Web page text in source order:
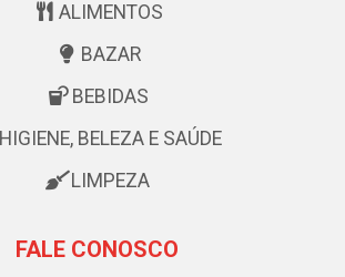
ALIMENTOS
BAZAR
BEBIDAS
HIGIENE, BELEZA E SAÚDE
LIMPEZA
FALE CONOSCO